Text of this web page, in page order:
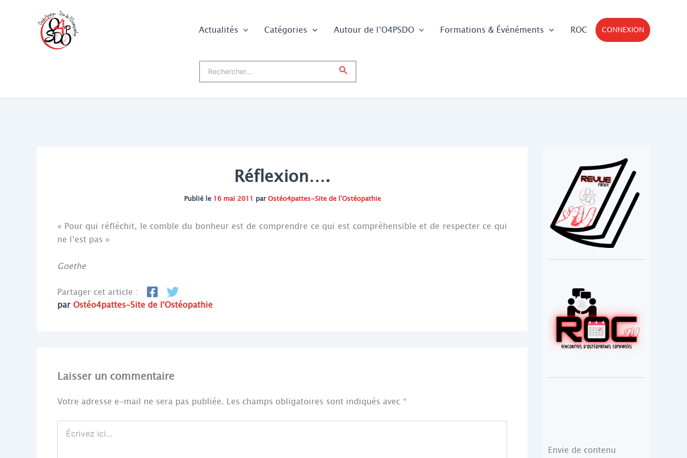
Actualités Catégories Autour de l’O4PSDO Formations & Événéments ROC CONNEXION
Rechercher
Réflexion….
Publié le 16 mai 2011 parOstéo4pattes-Site de l'Ostéopathie
« Pour qui réfléchit, le comble du bonheur est de comprendre ce qui est compréhensible et de respecter ce qui
ne l’est pas »
Goethe
Partager cet article :
par Ostéo4pattes-Site de l'Ostéopathie
Laisser un commentaire
Votre adresse e-mail ne sera pas publiée. Les champs obligatoires sont indiqués avec *
ici…
Envie de contenu